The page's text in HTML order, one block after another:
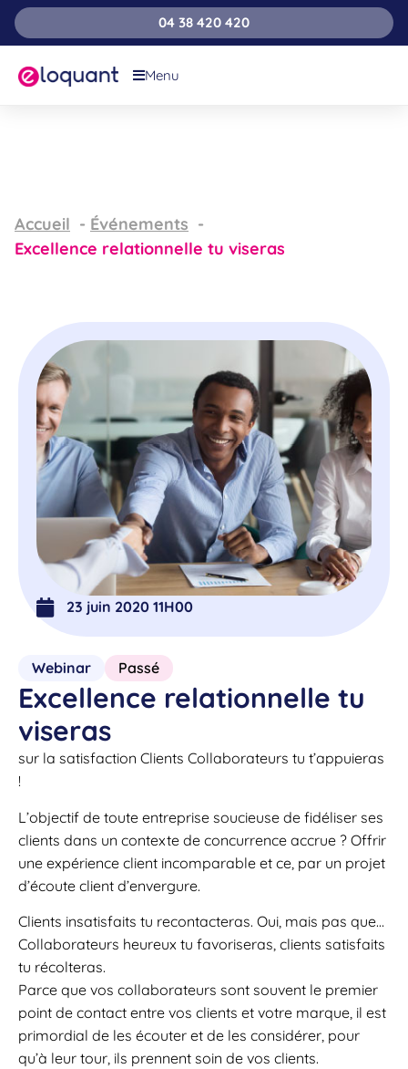
04 38 420 420
Menu
Accueil
Événements
Excellence relationnelle tu viseras
23 juin 2020 11H00
Webinar Passé
Excellence relationnelle tu
viseras
sur la satisfaction Clients Collaborateurs tu t’appuieras
!
L’objectif de toute entreprise soucieuse de fidéliser ses
clients dans un contexte de concurrence accrue ? Offrir
une expérience client incomparable et ce, par un projet
d’écoute client d’envergure.
Clients insatisfaits tu recontacteras. Oui, mais pas que…
Collaborateurs heureux tu favoriseras, clients satisfaits
tu récolteras.
Parce que vos collaborateurs sont souvent le premier
point de contact entre vos clients et votre marque, il est
primordial de les écouter et de les considérer, pour
qu’à leur tour, ils prennent soin de vos clients.